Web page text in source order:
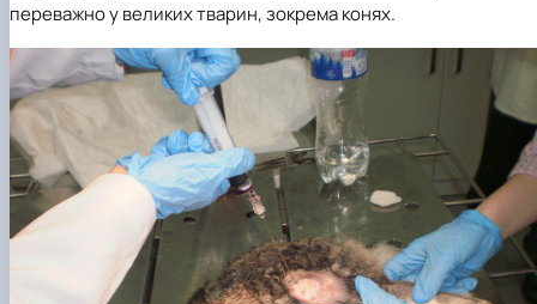
переважно у великих тварин, зокрема конях.